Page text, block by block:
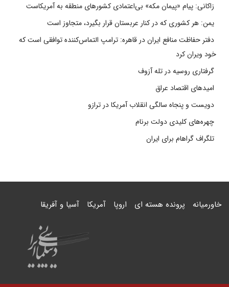
زاکانی: پیام «پیمان مکه» بی‌اعتمادی کشورهای منطقه به آمریکاست
یمن: هر کشوری که در کنار عربستان قرار بگیرد، متجاوز است
دفتر حفاظت منافع ایران در قاهره: ترامپ التماس‌کننده توافقی است که
خود ویران کرد
گرفتاری روسیه در تله آزوف
امیدهای اقتصاد عراق
دویست و پنجاه سالگی انقلاب آمریکا در ترازو
چهره‌های کلیدی دولت برنام
تلگراف گراهام برای ایران
خاورمیانه پرونده هسته ای اروپا آمریکا آسیا و آفریقا